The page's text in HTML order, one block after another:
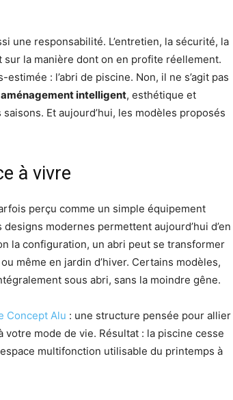
une responsabilité. L’entretien, la sécurité, la
la manière dont on en profite réellement.
: l’abri de piscine. Non, il ne s’agit pas
aménagement intelligent, esthétique et
Et aujourd’hui, les modèles proposés
à vivre
perçu comme un simple équipement
modernes permettent aujourd’hui d’en
la configuration, un abri peut se transformer
même en jardin d’hiver. Certains modèles,
sous abri, sans la moindre gêne.
Concept Alu : une structure pensée pour allier
mode de vie. Résultat : la piscine cesse
multifonction utilisable du printemps à